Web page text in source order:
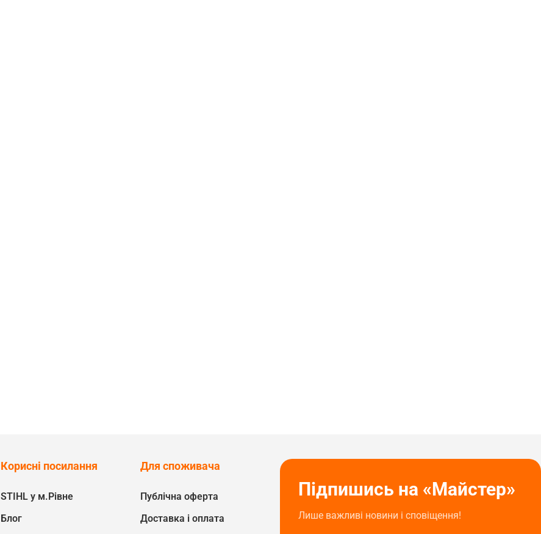
Корисні посилання
STIHL у м.Рівне
Блог
Для споживача
Публічна оферта
Доставка і оплата
Підпишись на «Майстер»
Лише важливі новини і сповіщення!